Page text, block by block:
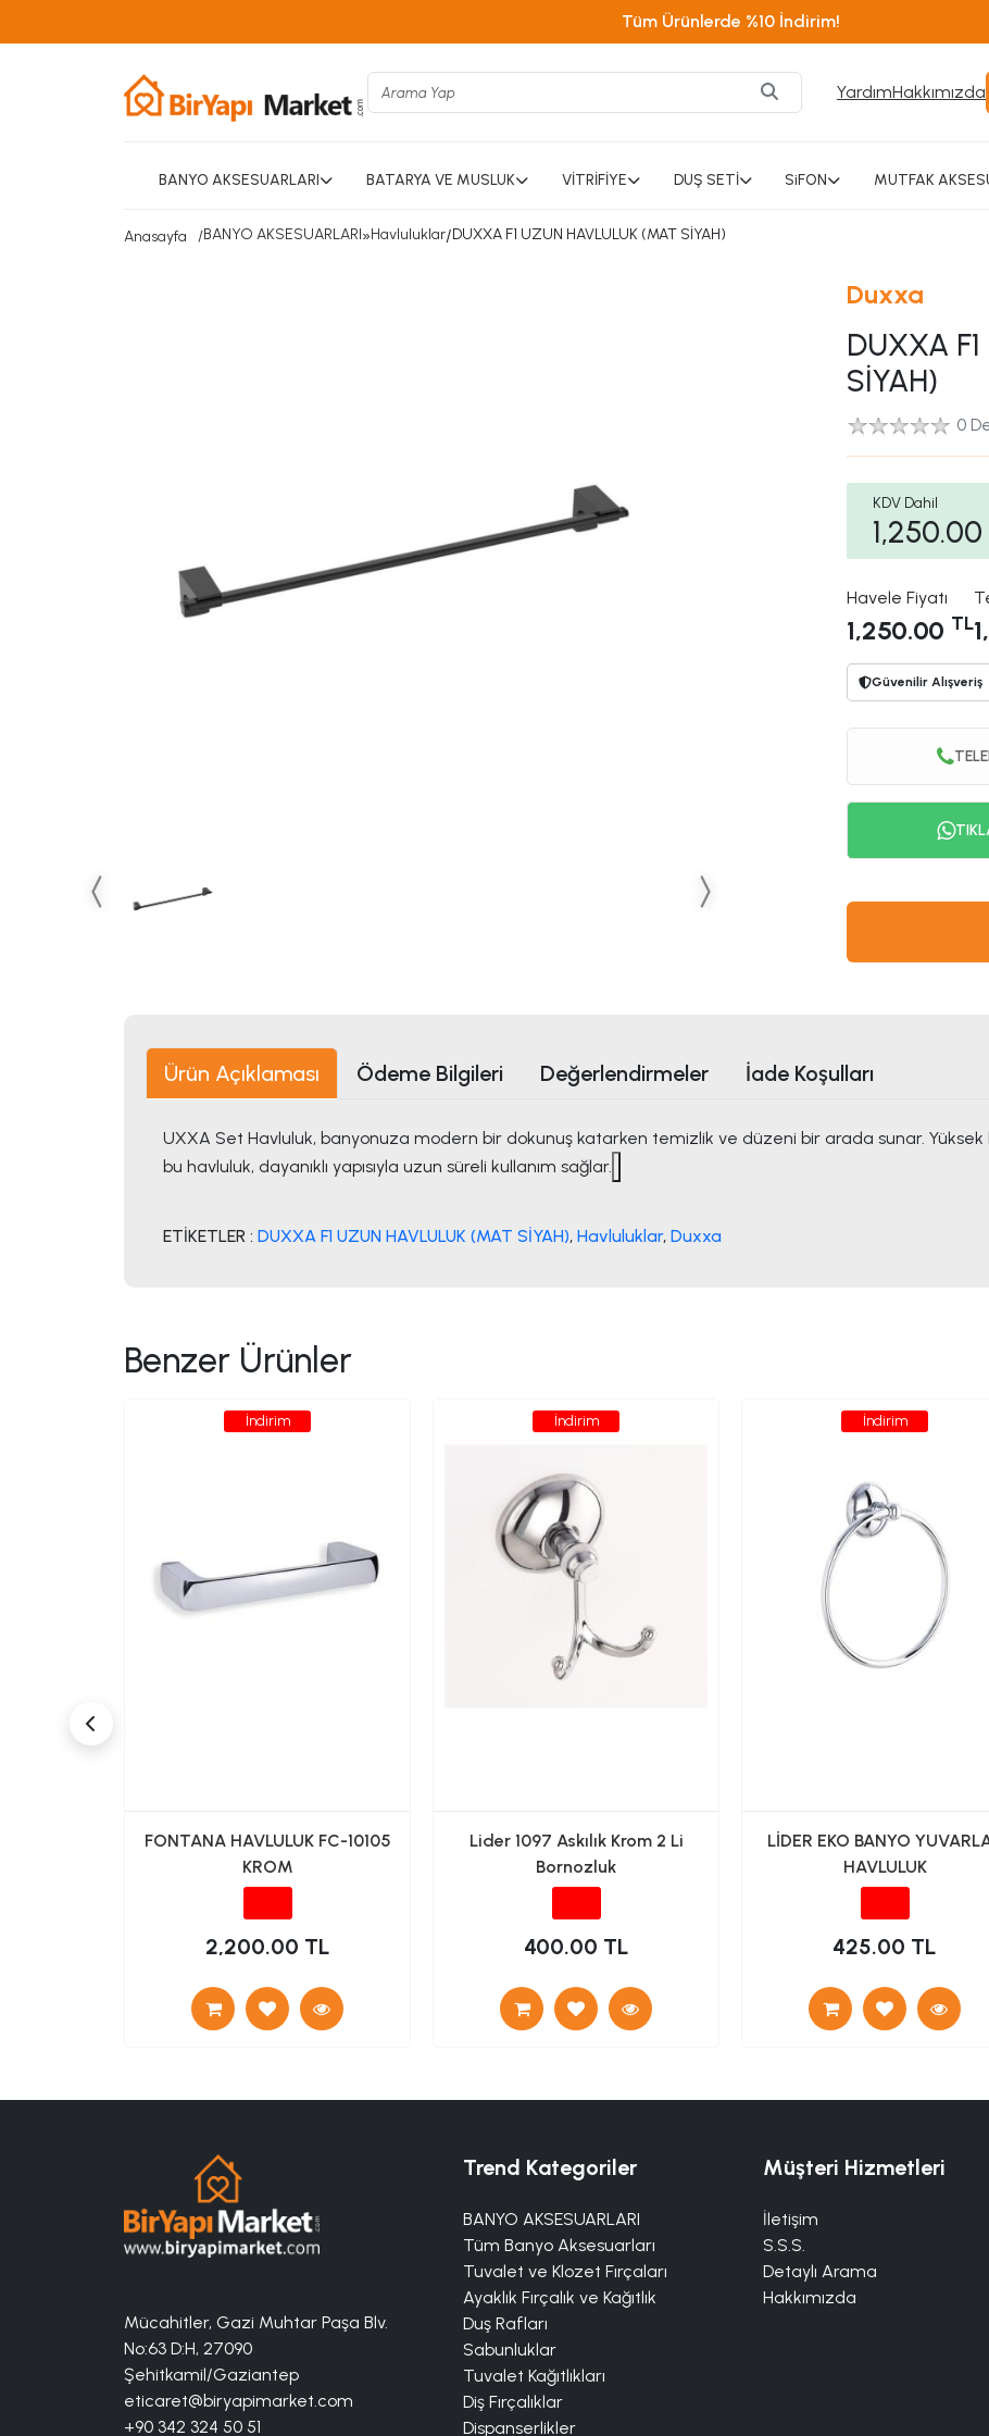
Tüm Ürünlerde %10 İndirim!
YardımHakkımızda
BANYO AKSESUARLARI BATARYA VE MUSLUK VİTRİFİYE DUŞ SETİ SiFON MUTFAK
Anasayfa BANYO AKSESUARLARI»Havluluklar/DUXXA F1 UZUN HAVLULUK (MAT SİYAH)
Duxxa
DUXXA
SİYAH)
0
KDV Dahil
1,250.00
Havele Fiyatı
1,250.00 TL
Güvenilir Alışveriş
Ürün Açıklaması Ödeme Bilgileri Değerlendirmeler İade Koşulları
UXXA Set Havluluk, banyonuza modern bir dokunuş katarken temizlik ve düzeni bir arada sunar.
bu havluluk, dayanıklı yapısıyla uzun süreli kullanım sağlar.
ETİKETLER : DUXXA F1 UZUN HAVLULUK (MAT SİYAH), Havluluklar, Duxxa
Benzer Ürünler
İndirim
FONTANA HAVLULUK FC-10105
KROM
2,200.00 TL
İndirim
Lider 1097 Askılık Krom 2 Li
Bornozluk
400.00 TL
İndirim
LİDER EKO BANYO
HAVLULUK
425.00 TL
Mücahitler, Gazi Muhtar Paşa Blv.
No:63 D:H, 27090
Şehitkamil/Gaziantep
eticaret@biryapimarket.com
+90 342 324 50 51
Trend Kategoriler
BANYO AKSESUARLARI
Tüm Banyo Aksesuarları
Tuvalet ve Klozet Fırçaları
Ayaklık Fırçalık ve Kağıtlık
Duş Rafları
Sabunluklar
Tuvalet Kağıtlıkları
Diş Fırçalıklar
Dispanserlikler
Müşteri Hizmetleri
İletişim
S.S.S.
Detaylı Arama
Hakkımızda